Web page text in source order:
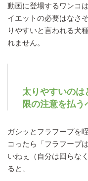
動画に登場するワンコ
イエットの必要はなさ
りやすいと言われる犬
れません。
太りやすいのは
限の注意を払
ガシッとフラフープを
コったら「フラフープ
いねぇ（自分は回らな
ると、